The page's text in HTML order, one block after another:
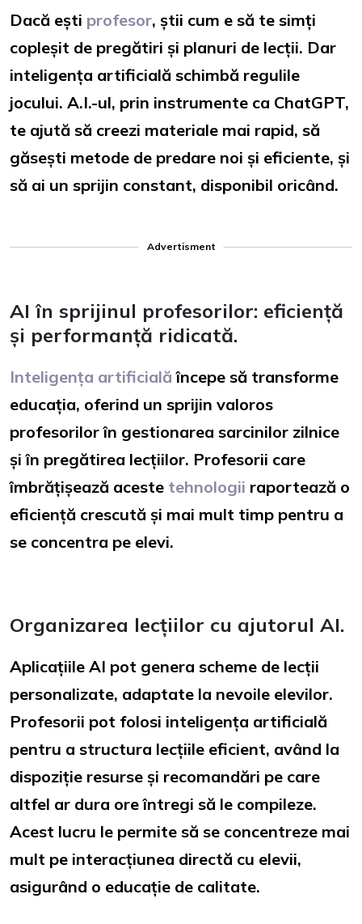
Dacă ești profesor, știi cum e să te simți
copleșit de pregătiri și planuri de lecții. Dar
inteligența artificială schimbă regulile
jocului. A.I.-ul, prin instrumente ca ChatGPT,
te ajută să creezi materiale mai rapid, să
găsești metode de predare noi și eficiente, și
să ai un sprijin constant, disponibil oricând.
Advertisment
AI în sprijinul profesorilor: eficiență
și performanță ridicată.
Inteligența artificialăîncepe să transforme
educația, oferind un sprijin valoros
profesorilor în gestionarea sarcinilor zilnice
și în pregătirea lecțiilor. Profesorii care
îmbrățișează aceste tehnologii raportează o
eficiență crescută și mai mult timp pentru a
se concentra pe elevi.
Organizarea lecțiilor cu ajutorul AI.
Aplicațiile AI pot genera scheme de lecții
personalizate, adaptate la nevoile elevilor.
Profesorii pot folosi inteligența artificială
pentru a structura lecțiile eficient, având la
dispoziție resurse și recomandări pe care
altfel ar dura ore întregi să le compileze.
Acest lucru le permite să se concentreze mai
mult pe interacțiunea directă cu elevii,
asigurând o educație de calitate.